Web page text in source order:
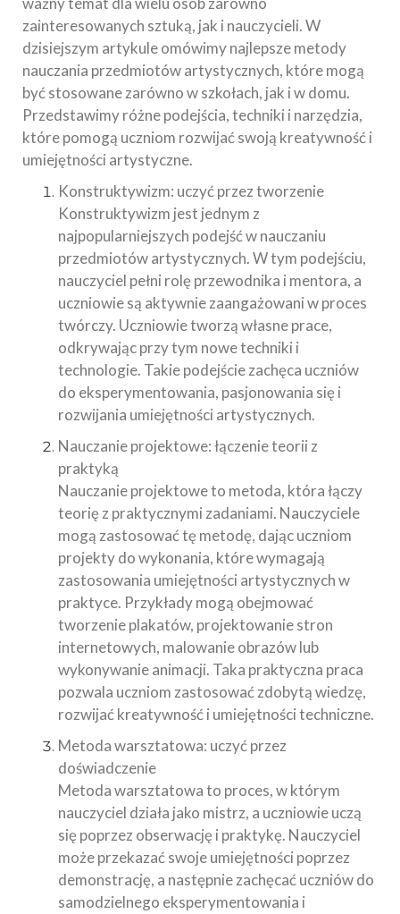
zainteresowanych sztuką, jak i nauczycieli. W
dzisiejszym artykule omówimy najlepsze metody
nauczania przedmiotów artystycznych, które mogą
być stosowane zarówno w szkołach, jak i w domu.
Przedstawimy różne podejścia, techniki i narzędzia,
które pomogą uczniom rozwijać swoją kreatywność i
umiejętności artystyczne.
Konstruktywizm: uczyć przez tworzenie
Konstruktywizm jest jednym z
najpopularniejszych podejść w nauczaniu
przedmiotów artystycznych. W tym podejściu,
nauczyciel pełni rolę przewodnika i mentora, a
uczniowie są aktywnie zaangażowani w proces
twórczy. Uczniowie tworzą własne prace,
odkrywając przy tym nowe techniki i
technologie. Takie podejście zachęca uczniów
do eksperymentowania, pasjonowania się i
rozwijania umiejętności artystycznych.
Nauczanie projektowe: łączenie teorii z
praktyką
Nauczanie projektowe to metoda, która łączy
teorię z praktycznymi zadaniami. Nauczyciele
mogą zastosować tę metodę, dając uczniom
projekty do wykonania, które wymagają
zastosowania umiejętności artystycznych w
praktyce. Przykłady mogą obejmować
tworzenie plakatów, projektowanie stron
internetowych, malowanie obrazów lub
wykonywanie animacji. Taka praktyczna praca
pozwala uczniom zastosować zdobytą wiedzę,
rozwijać kreatywność i umiejętności techniczne.
Metoda warsztatowa: uczyć przez
doświadczenie
Metoda warsztatowa to proces, w którym
nauczyciel działa jako mistrz, a uczniowie uczą
się poprzez obserwację i praktykę. Nauczyciel
może przekazać swoje umiejętności poprzez
demonstrację, a następnie zachęcać uczniów do
samodzielnego eksperymentowania i